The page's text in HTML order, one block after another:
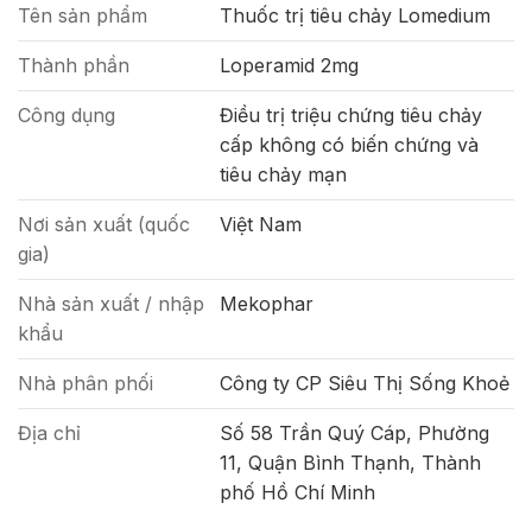
Tên sản phẩm Thuốc trị tiêu chảy Lomedium
Thành phần Loperamid 2mg
Công dụng
Điều trị triệu chứng tiêu chảy
cấp không có biến chứng và
tiêu chảy mạn
Nơi sản xuất (quốc
gia)
Việt Nam
Nhà sản xuất / nhập
khẩu
Mekophar
Nhà phân phối Công ty CP Siêu Thị Sống Khoẻ
Địa chỉ
Số 58 Trần Quý Cáp, Phường
11, Quận Bình Thạnh, Thành
phố Hồ Chí Minh